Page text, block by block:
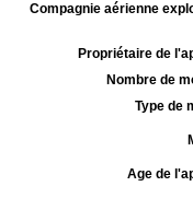
Compagnie aérienne
Propriétaire de
Nombre de
Type de
Age de